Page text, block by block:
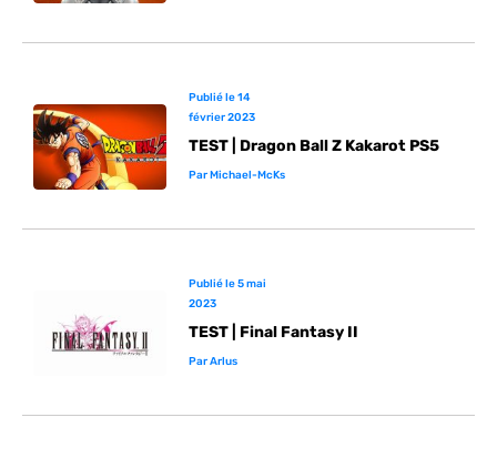
Publié le14
février 2023
TEST | Dragon Ball Z Kakarot PS5
ParMichael-McKs
Publié le5 mai
2023
TEST | Final Fantasy II
ParArlus